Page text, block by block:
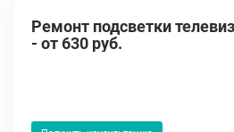
Ремонт подсветки
- от 630 руб.